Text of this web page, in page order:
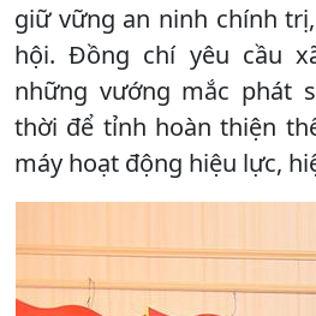
giữ vững an ninh chính
hội. Đồng chí yêu cầu
những vướng mắc phát
thời để tỉnh hoàn thiện
máy hoạt động hiệu lực,